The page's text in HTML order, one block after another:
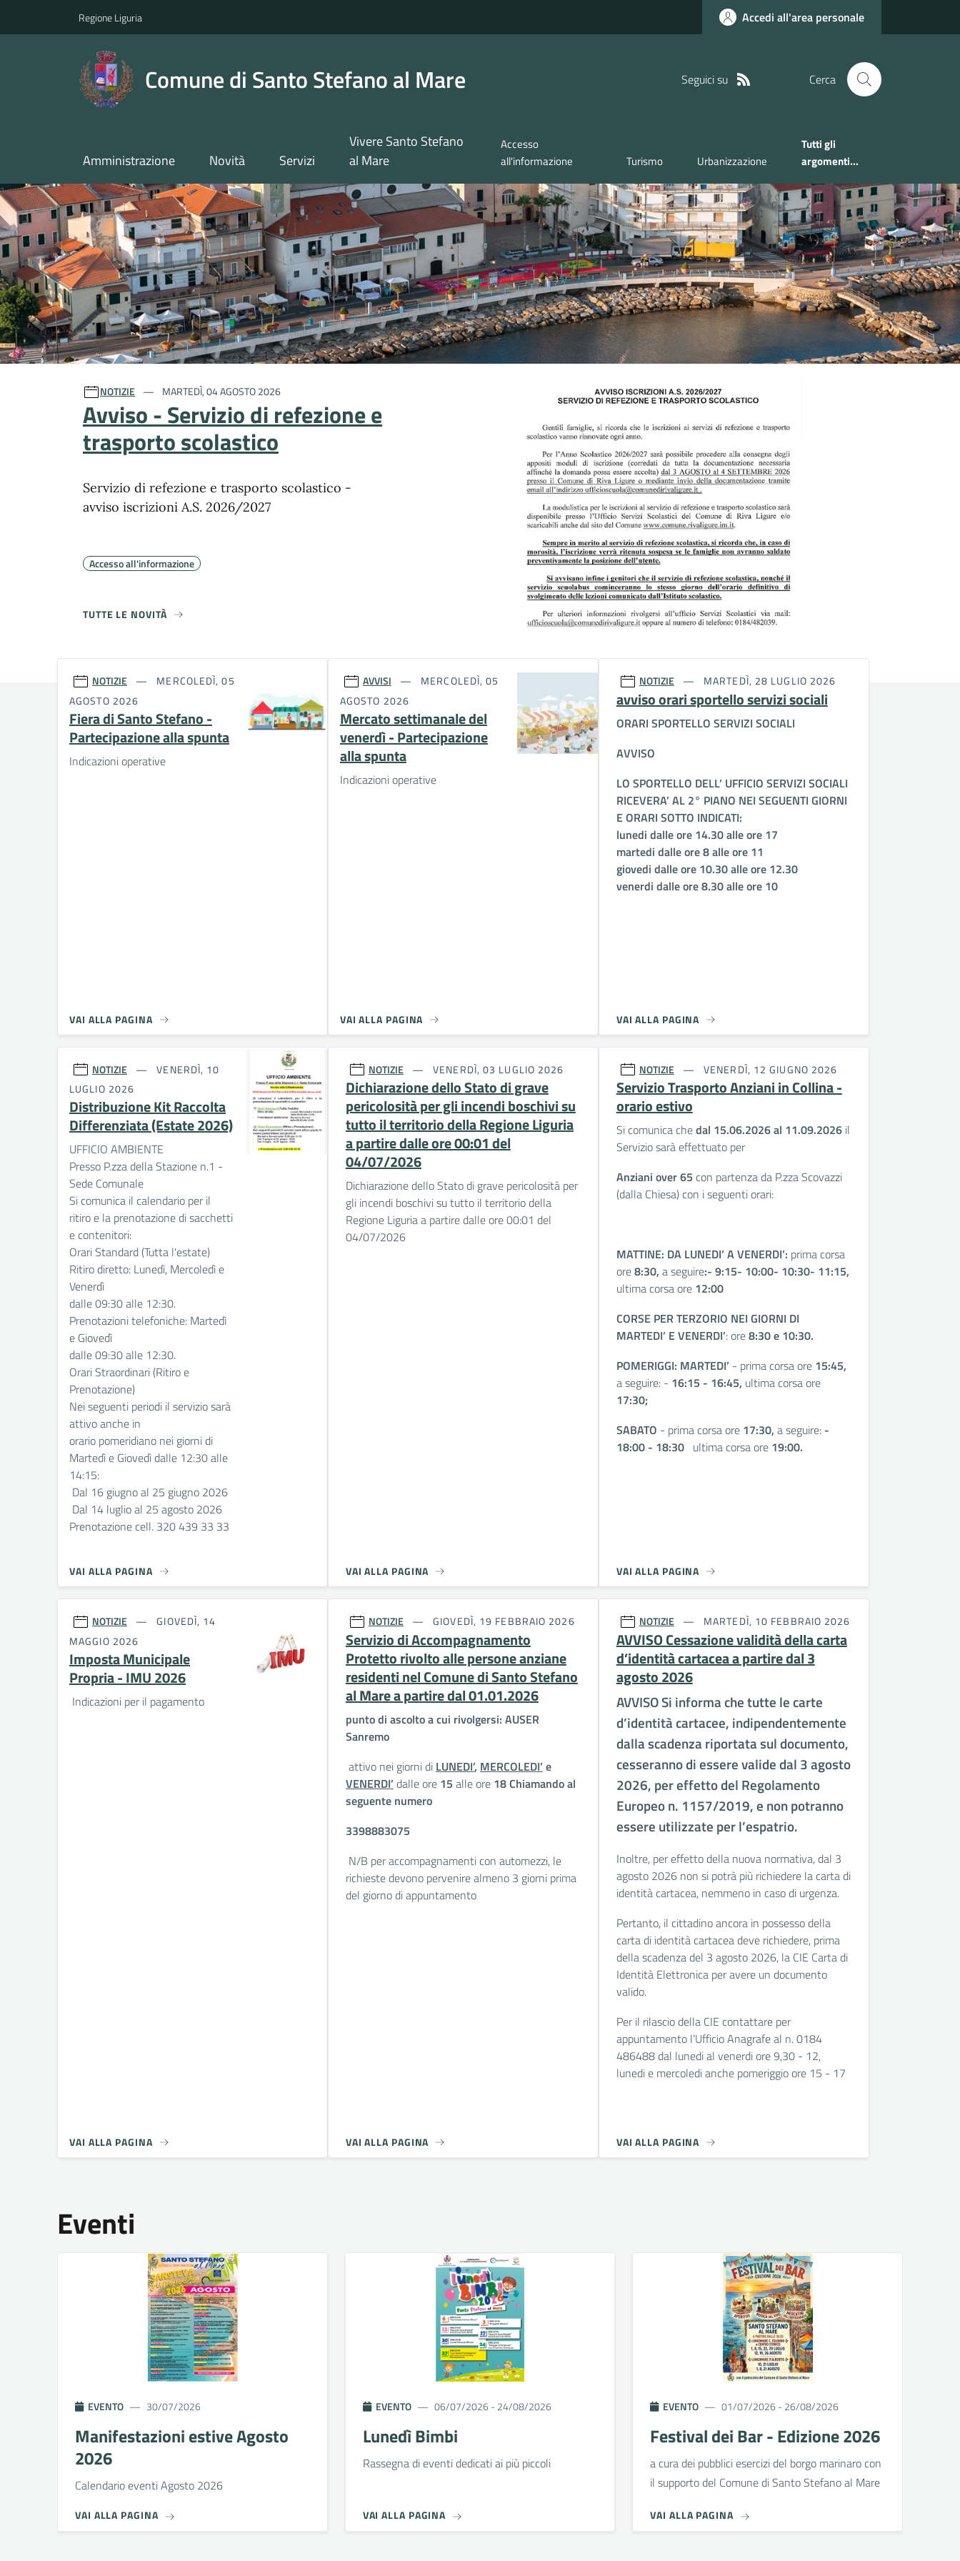
Regione Liguria Accedi all'area personale
Comune di Santo Stefano al Mare Seguici su Cerca
Amministrazione Novità Servizi
Vivere Santo Stefano
al Mare
Accesso
all'informazione
Turismo Urbanizzazione
Tutti gli
argomenti...
Ultime notizie
NOTIZIE MARTEDÌ, 04 AGOSTO 2026
Avviso - Servizio di refezione e
trasporto scolastico
Servizio di refezione e trasporto scolastico -
avviso iscrizioni A.S. 2026/2027
Accesso all'informazione
TUTTE LE NOVITÀ
NOTIZIE
MERCOLEDÌ, 05
AGOSTO 2026
Fiera di Santo Stefano -
Partecipazione alla spunta
Indicazioni operative
VAI ALLA PAGINA
AVVISI
MERCOLEDÌ, 05
AGOSTO 2026
Mercato settimanale del
venerdì - Partecipazione
alla spunta
Indicazioni operative
VAI ALLA PAGINA
NOTIZIE MARTEDÌ, 28 LUGLIO 2026
avviso orari sportello servizi sociali
ORARI SPORTELLO SERVIZI SOCIALI
AVVISO
LO SPORTELLO DELL’ UFFICIO SERVIZI SOCIALI
RICEVERA’ AL 2° PIANO NEI SEGUENTI GIORNI
E ORARI SOTTO INDICATI:
lunedi dalle ore 14.30 alle ore 17
martedi dalle ore 8 alle ore 11
giovedi dalle ore 10.30 alle ore 12.30
venerdi dalle ore 8.30 alle ore 10
VAI ALLA PAGINA
NOTIZIE
VENERDÌ, 10
LUGLIO 2026
Distribuzione Kit Raccolta
Differenziata (Estate 2026)
UFFICIO AMBIENTE
Presso P.zza della Stazione n.1 -
Sede Comunale
Si comunica il calendario per il
ritiro e la prenotazione di sacchetti
e contenitori:
Orari Standard (Tutta l'estate)
Ritiro diretto: Lunedì, Mercoledì e
Venerdì
dalle 09:30 alle 12:30.
Prenotazioni telefoniche: Martedì
e Giovedì
dalle 09:30 alle 12:30.
Orari Straordinari (Ritiro e
Prenotazione)
Nei seguenti periodi il servizio sarà
attivo anche in
orario pomeridiano nei giorni di
Martedì e Giovedì dalle 12:30 alle
14:15:
Dal 16 giugno al 25 giugno 2026
Dal 14 luglio al 25 agosto 2026
Prenotazione cell. 320 439 33 33
VAI ALLA PAGINA
NOTIZIE VENERDÌ, 03 LUGLIO 2026
Dichiarazione dello Stato di grave
pericolosità per gli incendi boschivi su
tutto il territorio della Regione Liguria
a partire dalle ore 00:01 del
04/07/2026
Dichiarazione dello Stato di grave pericolosità per
gli incendi boschivi su tutto il territorio della
Regione Liguria a partire dalle ore 00:01 del
04/07/2026
VAI ALLA PAGINA
NOTIZIE VENERDÌ, 12 GIUGNO 2026
Servizio Trasporto Anziani in Collina -
orario estivo
Si comunica chedal 15.06.2026 al 11.09.2026 il
Servizio sarà effettuato per
Anziani over 65 con partenza da P.zza Scovazzi
(dalla Chiesa) con i seguenti orari:
MATTINE: DA LUNEDI’ A VENERDI’: prima corsa
ore8:30, a seguire:- 9:15- 10:00- 10:30- 11:15,
ultima corsa ore 12:00
CORSE PER TERZORIO NEI GIORNI DI
MARTEDI’ E VENERDI’: ore8:30 e 10:30.
POMERIGGI: MARTEDI’ - prima corsa ore 15:45,
a seguire: - 16:15 - 16:45, ultima corsa ore
17:30;
SABATO - prima corsa ore 17:30, a seguire: -
18:00 - 18:30ultima corsa ore 19:00.
VAI ALLA PAGINA
NOTIZIE
GIOVEDÌ, 14
MAGGIO 2026
Imposta Municipale
Propria - IMU 2026
Indicazioni per il pagamento
VAI ALLA PAGINA
NOTIZIE GIOVEDÌ, 19 FEBBRAIO 2026
Servizio di Accompagnamento
Protetto rivolto alle persone anziane
residenti nel Comune di Santo Stefano
al Mare a partire dal 01.01.2026
punto di ascolto a cui rivolgersi: AUSER
Sanremo
attivo nei giorni di LUNEDI’, MERCOLEDI’ e
VENERDI’ dalle ore 15 alle ore 18 Chiamando al
seguente numero
3398883075
N/B per accompagnamenti con automezzi, le
richieste devono pervenire almeno 3 giorni prima
del giorno di appuntamento
VAI ALLA PAGINA
NOTIZIE MARTEDÌ, 10 FEBBRAIO 2026
AVVISO Cessazione validità della carta
d’identità cartacea a partire dal 3
agosto 2026
AVVISO Si informa che tutte le carte
d’identità cartacee, indipendentemente
dalla scadenza riportata sul documento,
cesseranno di essere valide dal 3 agosto
2026, per effetto del Regolamento
Europeo n. 1157/2019, e non potranno
essere utilizzate per l’espatrio.
Inoltre, per effetto della nuova normativa, dal 3
agosto 2026 non si potrà più richiedere la carta di
identità cartacea, nemmeno in caso di urgenza.
Pertanto, il cittadino ancora in possesso della
carta di identità cartacea deve richiedere, prima
della scadenza del 3 agosto 2026, la CIE Carta di
Identità Elettronica per avere un documento
valido.
Per il rilascio della CIE contattare per
appuntamento l’Ufficio Anagrafe al n. 0184
486488 dal lunedi al venerdi ore 9,30 - 12,
lunedi e mercoledi anche pomeriggio ore 15 - 17
VAI ALLA PAGINA
Eventi
EVENTO 30/07/2026
Manifestazioni estive Agosto
2026
Calendario eventi Agosto 2026
VAI ALLA PAGINA
EVENTO 06/07/2026 - 24/08/2026
Lunedì Bimbi
Rassegna di eventi dedicati ai più piccoli
VAI ALLA PAGINA
EVENTO 01/07/2026 - 26/08/2026
Festival dei Bar - Edizione 2026
a cura dei pubblici esercizi del borgo marinaro con
il supporto del Comune di Santo Stefano al Mare
VAI ALLA PAGINA